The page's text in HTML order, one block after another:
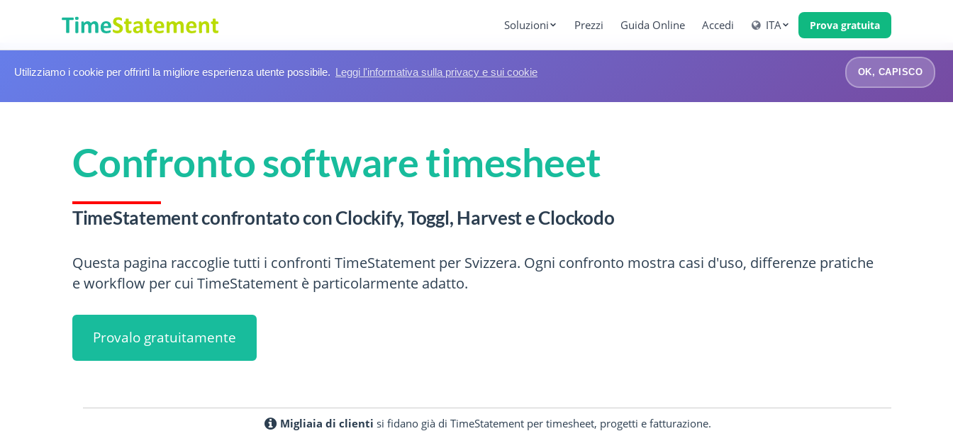
Soluzioni Prezzi Guida Online Accedi ITA Prova gratuita
Utilizziamo i cookie per offrirti la migliore esperienza utente possibile. Leggi l'informativa sulla privacy e sui cookie OK, CAPISCO
Confronto software timesheet
TimeStatement confrontato con Clockify, Toggl, Harvest e Clockodo
Questa pagina raccoglie tutti i confronti TimeStatement per Svizzera. Ogni confronto mostra casi d'uso, differenze pratiche
e workflow per cui TimeStatement è particolarmente adatto.
Provalo gratuitamente
Migliaia di clienti si fidano già di TimeStatement per timesheet, progetti e fatturazione.